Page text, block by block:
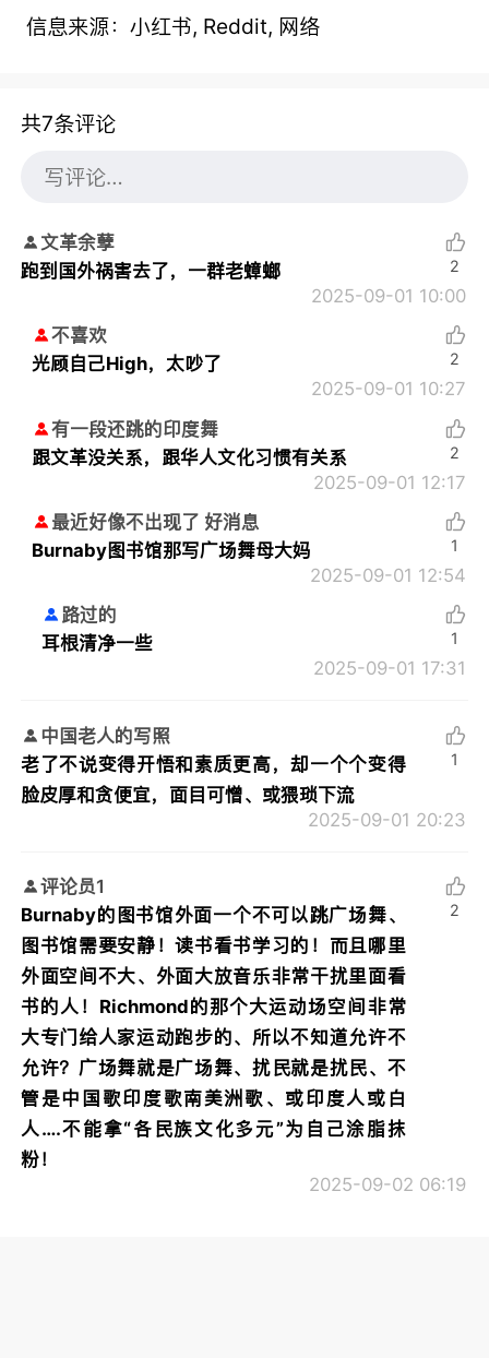
信息来源：小红书, Reddit, 网络
共7条评论
文革余孽
跑到国外祸害去了，一群老蟑螂
2025-09-01 10:00
2
不喜欢
光顾自己High，太吵了
2025-09-01 10:27
2
有一段还跳的印度舞
跟文革没关系，跟华人文化习惯有关系
2025-09-01 12:17
2
最近好像不出现了 好消息
Burnaby图书馆那写广场舞母大妈
2025-09-01 12:54
1
路过的
耳根清净一些
2025-09-01 17:31
1
中国老人的写照
老了不说变得开悟和素质更高，却一个个变得
脸皮厚和贪便宜，面目可憎、或猥琐下流
2025-09-01 20:23
1
评论员1
Burnaby的图书馆外面一个不可以跳广场舞、
图书馆需要安静！读书看书学习的！而且哪里
外面空间不大、外面大放音乐非常干扰里面看
书的人！Richmond的那个大运动场空间非常
大专门给人家运动跑步的、所以不知道允许不
允许？广场舞就是广场舞、扰民就是扰民、不
管是中国歌印度歌南美洲歌、或印度人或白
人….不能拿“各民族文化多元”为自己涂脂抹
粉！
2025-09-02 06:19
2